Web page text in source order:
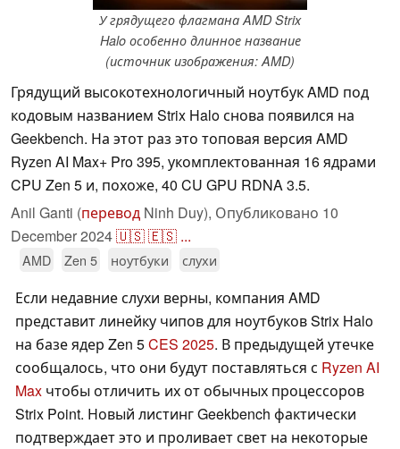
У грядущего флагмана AMD Strix
Halo особенно длинное название
(источник изображения: AMD)
Грядущий высокотехнологичный ноутбук AMD под
кодовым названием Strix Halo снова появился на
Geekbench. На этот раз это топовая версия AMD
Ryzen AI Max+ Pro 395, укомплектованная 16 ядрами
CPU Zen 5 и, похоже, 40 CU GPU RDNA 3.5.
Anil Ganti (перевод Ninh Duy), Опубликовано 10
December 2024🇺🇸🇪🇸 ...
AMD Zen 5 ноутбуки слухи
Если недавние слухи верны, компания AMD
представит линейку чипов для ноутбуков Strix Halo
на базе ядер Zen 5CES 2025. В предыдущей утечке
сообщалось, что они будут поставляться с Ryzen AI
Max чтобы отличить их от обычных процессоров
Strix Point. Новый листинг Geekbench фактически
подтверждает это и проливает свет на некоторые